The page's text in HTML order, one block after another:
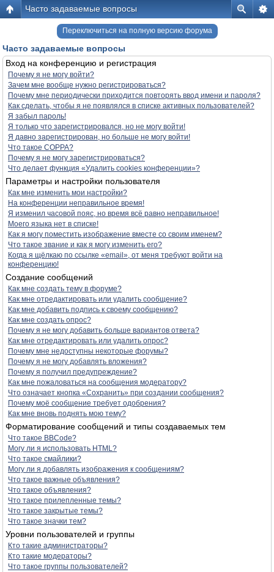
Часто задаваемые вопросы
Переключиться на полную версию форума
Часто задаваемые вопросы
Вход на конференцию и регистрация
Почему я не могу войти?
Зачем мне вообще нужно регистрироваться?
Почему мне периодически приходится повторять ввод имени и пароля?
Как сделать, чтобы я не появлялся в списке активных пользователей?
Я забыл пароль!
Я только что зарегистрировался, но не могу войти!
Я давно зарегистрирован, но больше не могу войти!
Что такое COPPA?
Почему я не могу зарегистрироваться?
Что делает функция «Удалить cookies конференции»?
Параметры и настройки пользователя
Как мне изменить мои настройки?
На конференции неправильное время!
Я изменил часовой пояс, но время всё равно неправильное!
Моего языка нет в списке!
Как я могу поместить изображение вместе со своим именем?
Что такое звание и как я могу изменить его?
Когда я щёлкаю по ссылке «email», от меня требуют войти на
конференцию!
Создание сообщений
Как мне создать тему в форуме?
Как мне отредактировать или удалить сообщение?
Как мне добавить подпись к своему сообщению?
Как мне создать опрос?
Почему я не могу добавить больше вариантов ответа?
Как мне отредактировать или удалить опрос?
Почему мне недоступны некоторые форумы?
Почему я не могу добавлять вложения?
Почему я получил предупреждение?
Как мне пожаловаться на сообщения модератору?
Что означает кнопка «Сохранить» при создании сообщения?
Почему моё сообщение требует одобрения?
Как мне вновь поднять мою тему?
Форматирование сообщений и типы создаваемых тем
Что такое BBCode?
Могу ли я использовать HTML?
Что такое смайлики?
Могу ли я добавлять изображения к сообщениям?
Что такое важные объявления?
Что такое объявления?
Что такое прилепленные темы?
Что такое закрытые темы?
Что такое значки тем?
Уровни пользователей и группы
Кто такие администраторы?
Кто такие модераторы?
Что такое группы пользователей?